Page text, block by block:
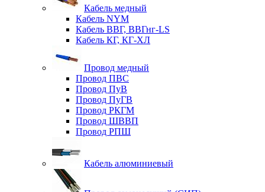
Кабель медный
Кабель NYM
Кабель ВВГ, ВВГнг-LS
Кабель КГ, КГ-ХЛ
Провод медный
Провод ПВС
Провод ПуВ
Провод ПуГВ
Провод РКГМ
Провод ШВВП
Провод РПШ
Кабель алюминиевый